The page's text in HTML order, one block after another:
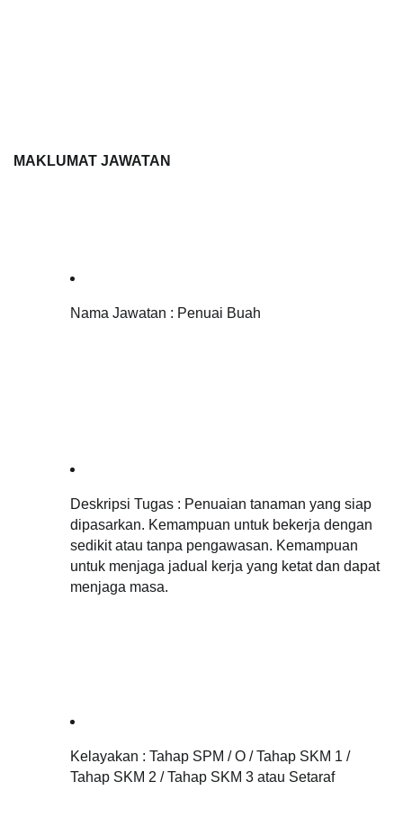
MAKLUMAT JAWATAN
Nama Jawatan : Penuai Buah
Deskripsi Tugas : Penuaian tanaman yang siap
dipasarkan. Kemampuan untuk bekerja dengan
sedikit atau tanpa pengawasan. Kemampuan
untuk menjaga jadual kerja yang ketat dan dapat
menjaga masa.
Kelayakan : Tahap SPM / O / Tahap SKM 1 /
Tahap SKM 2 / Tahap SKM 3 atau Setaraf